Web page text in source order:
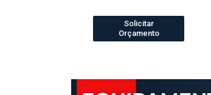
Solicitar
Orçamento